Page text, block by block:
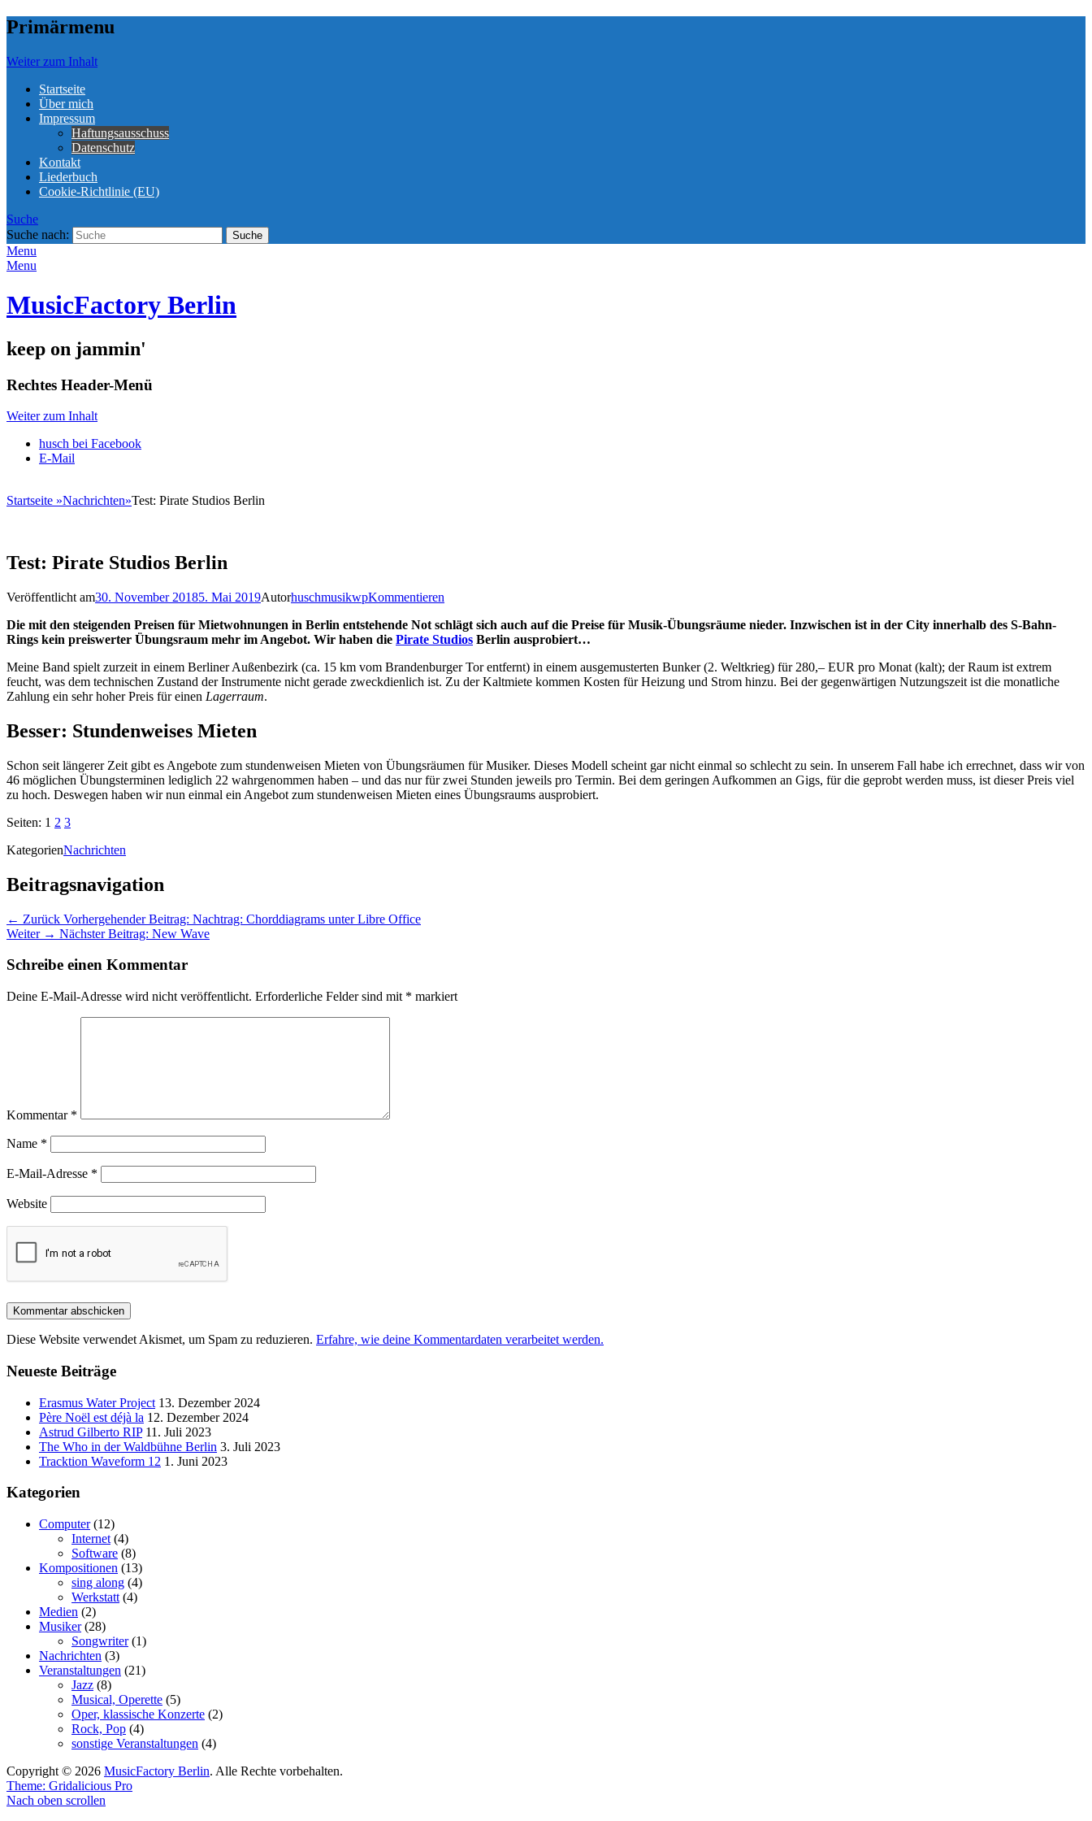
Primärmenu
Weiter zum Inhalt
Startseite
Über mich
Impressum
Haftungsausschuss
Datenschutz
Kontakt
Liederbuch
Cookie-Richtlinie (EU)
Suche
Suche nach:
Menu
Menu
MusicFactory Berlin
keep on jammin'
Rechtes Header-Menü
Weiter zum Inhalt
husch bei Facebook
E-Mail
Startseite »Nachrichten»Test: Pirate Studios Berlin
Test: Pirate Studios Berlin
Veröffentlicht am30. November 20185. Mai 2019AutorhuschmusikwpKommentieren
Die mit den steigenden Preisen für Mietwohnungen in Berlin entstehende Not schlägt sich auch auf die Preise für Musik-Übungsräume nieder. Inzwischen ist in der City innerhalb des S-Bahn-
Rings kein preiswerter Übungsraum mehr im Angebot. Wir haben die Pirate Studios Berlin ausprobiert…
Meine Band spielt zurzeit in einem Berliner Außenbezirk (ca. 15 km vom Brandenburger Tor entfernt) in einem ausgemusterten Bunker (2. Weltkrieg) für 280,– EUR pro Monat (kalt); der Raum ist extrem
feucht, was dem technischen Zustand der Instrumente nicht gerade zweckdienlich ist. Zu der Kaltmiete kommen Kosten für Heizung und Strom hinzu. Bei der gegenwärtigen Nutzungszeit ist die monatliche
Zahlung ein sehr hoher Preis für einen Lagerraum.
Besser: Stundenweises Mieten
Schon seit längerer Zeit gibt es Angebote zum stundenweisen Mieten von Übungsräumen für Musiker. Dieses Modell scheint gar nicht einmal so schlecht zu sein. In unserem Fall habe ich errechnet, dass wir von
46 möglichen Übungsterminen lediglich 22 wahrgenommen haben – und das nur für zwei Stunden jeweils pro Termin. Bei dem geringen Aufkommen an Gigs, für die geprobt werden muss, ist dieser Preis viel
zu hoch. Deswegen haben wir nun einmal ein Angebot zum stundenweisen Mieten eines Übungsraums ausprobiert.
Seiten: 1 2 3
KategorienNachrichten
Beitragsnavigation
← Zurück Vorhergehender Beitrag: Nachtrag: Chorddiagrams unter Libre Office
Weiter → Nächster Beitrag: New Wave
Schreibe einen Kommentar
Deine E-Mail-Adresse wird nicht veröffentlicht. Erforderliche Felder sind mit * markiert
Kommentar *
Name *
E-Mail-Adresse *
Website
Diese Website verwendet Akismet, um Spam zu reduzieren. Erfahre, wie deine Kommentardaten verarbeitet werden.
Neueste Beiträge
Erasmus Water Project 13. Dezember 2024
Père Noël est déjà la 12. Dezember 2024
Astrud Gilberto RIP 11. Juli 2023
The Who in der Waldbühne Berlin 3. Juli 2023
Tracktion Waveform 12 1. Juni 2023
Kategorien
Computer(12)
Internet (4)
Software (8)
Kompositionen (13)
sing along (4)
Werkstatt (4)
Medien (2)
Musiker(28)
Songwriter(1)
Nachrichten (3)
Veranstaltungen (21)
Jazz (8)
Musical, Operette (5)
Oper, klassische Konzerte (2)
Rock, Pop (4)
sonstige Veranstaltungen (4)
Copyright © 2026 MusicFactory Berlin. Alle Rechte vorbehalten.
Theme: Gridalicious Pro
Nach oben scrollen